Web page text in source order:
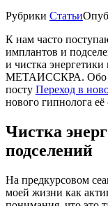
Рубрики Статьи
К нам часто
имплантов и
и чистка
МЕТАИССКРА. Обо
посту Переход в
нового гипнолога её
Чистка
подселений
На предкурсовом
моей жизни как